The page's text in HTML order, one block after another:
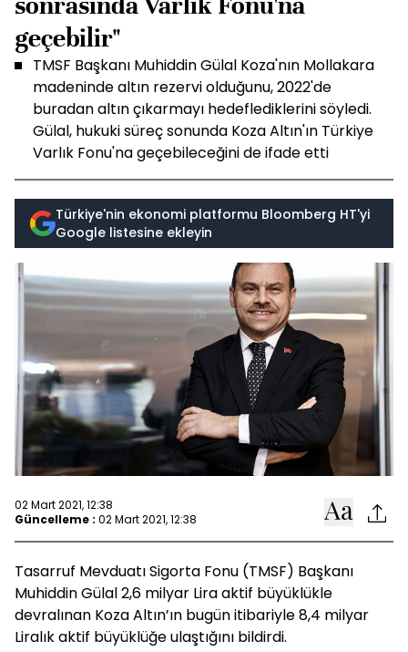
geçebilir"
TMSF Başkanı Muhiddin Gülal Koza'nın Mollakara
madeninde altın rezervi olduğunu, 2022'de
buradan altın çıkarmayı hedeflediklerini söyledi.
Gülal, hukuki süreç sonunda Koza Altın'ın Türkiye
Varlık Fonu'na geçebileceğini de ifade etti
Türkiye'nin ekonomi platformu Bloomberg HT'yi
Google listesine ekleyin
02 Mart 2021, 12:38
Güncelleme : 02 Mart 2021, 12:38
Tasarruf Mevduatı Sigorta Fonu (TMSF) Başkanı
Muhiddin Gülal 2,6 milyar Lira aktif büyüklükle
devralınan Koza Altın’ın bugün itibariyle 8,4 milyar
Liralık aktif büyüklüğe ulaştığını bildirdi.